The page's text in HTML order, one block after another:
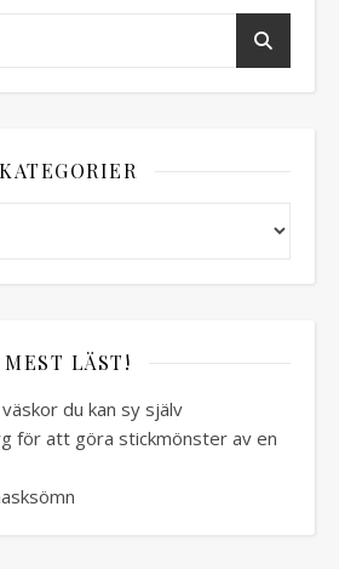
KATEGORIER
MEST LÄST!
du kan sy själv
för att göra stickmönster av en